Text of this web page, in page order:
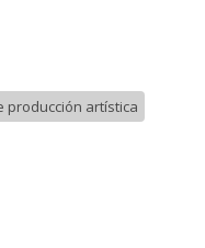
producción artística